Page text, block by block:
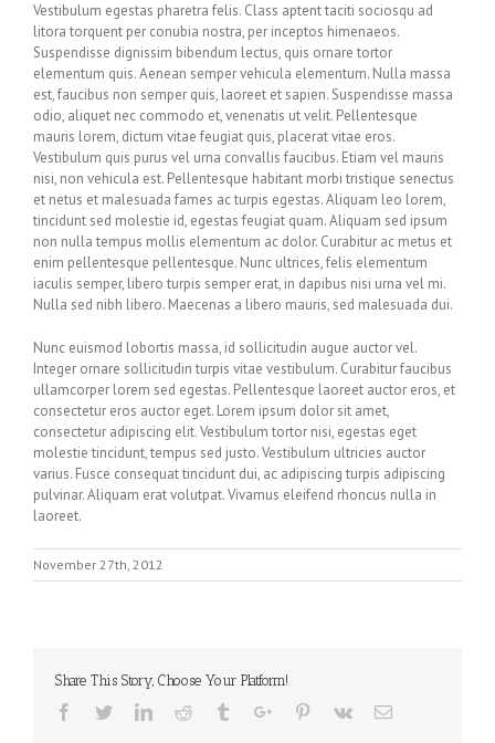
Vestibulum egestas pharetra felis. Class aptent taciti sociosqu ad
litora torquent per conubia nostra, per inceptos himenaeos.
Suspendisse dignissim bibendum lectus, quis ornare tortor
elementum quis. Aenean semper vehicula elementum. Nulla massa
est, faucibus non semper quis, laoreet et sapien. Suspendisse massa
odio, aliquet nec commodo et, venenatis ut velit. Pellentesque
mauris lorem, dictum vitae feugiat quis, placerat vitae eros.
Vestibulum quis purus vel urna convallis faucibus. Etiam vel mauris
nisi, non vehicula est. Pellentesque habitant morbi tristique senectus
et netus et malesuada fames ac turpis egestas. Aliquam leo lorem,
tincidunt sed molestie id, egestas feugiat quam. Aliquam sed ipsum
non nulla tempus mollis elementum ac dolor. Curabitur ac metus et
enim pellentesque pellentesque. Nunc ultrices, felis elementum
iaculis semper, libero turpis semper erat, in dapibus nisi urna vel mi.
Nulla sed nibh libero. Maecenas a libero mauris, sed malesuada dui.
Nunc euismod lobortis massa, id sollicitudin augue auctor vel.
Integer ornare sollicitudin turpis vitae vestibulum. Curabitur faucibus
ullamcorper lorem sed egestas. Pellentesque laoreet auctor eros, et
consectetur eros auctor eget. Lorem ipsum dolor sit amet,
consectetur adipiscing elit. Vestibulum tortor nisi, egestas eget
molestie tincidunt, tempus sed justo. Vestibulum ultricies auctor
varius. Fusce consequat tincidunt dui, ac adipiscing turpis adipiscing
pulvinar. Aliquam erat volutpat. Vivamus eleifend rhoncus nulla in
laoreet.
November 27th, 2012
Share This Story, Choose Your Platform!
Facebook
TwitterLinkedinReddit TumblrGoogle+Pinterest
Vk Email